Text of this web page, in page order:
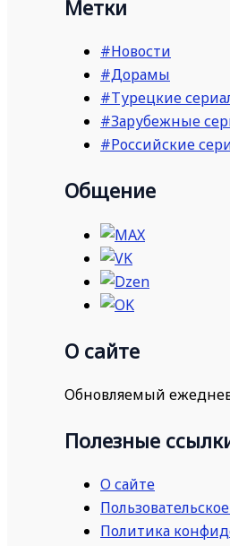
Метки
#Новости
#Дорамы
#Турецкие
#Зарубежные
#Российские
Общение
О сайте
Обновляемый
Полезные
О сайте
Политика